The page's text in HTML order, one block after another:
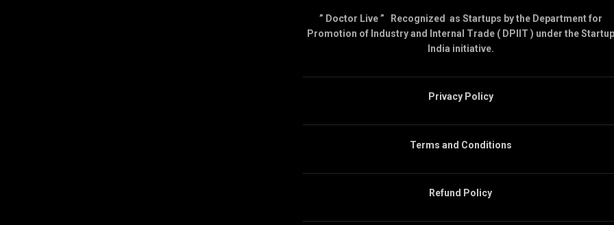
” Doctor Live ” Recognized as Startups by the Department for
Promotion of Industry and Internal Trade ( DPIIT ) under the Startup
India initiative.
Privacy Policy
Terms and Conditions
Refund Policy